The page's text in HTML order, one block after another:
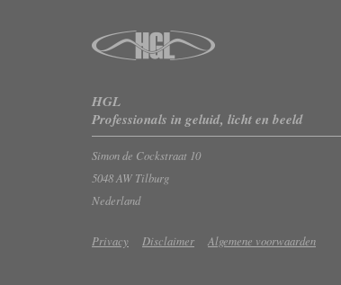
HGL
Professionals in geluid, licht en beeld
Simon de Cockstraat 10
5048 AW Tilburg
Nederland
Privacy Disclaimer Algemene voorwaarden